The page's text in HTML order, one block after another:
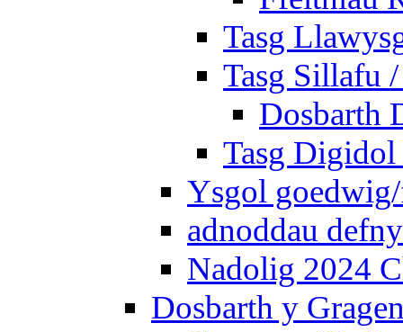
Tasg
Tasg Sillafu
Dosbarth
Tasg
Ysgol
adnoddau
Nadolig 2024
Dosbarth y